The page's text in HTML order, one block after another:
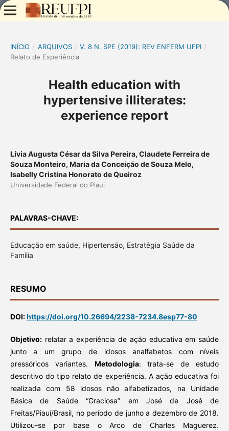
INÍCIO / ARQUIVOS / V. 8 N. SPE (2019): REV ENFERM UFPI /
Relato de Experiência
Health education with
hypertensive illiterates:
experience report
Lívia Augusta César da Silva Pereira, Claudete Ferreira de
Souza Monteiro, Maria da Conceição de Souza Melo,
Isabelly Cristina Honorato de Queiroz
Universidade Federal do Piaui
PALAVRAS-CHAVE:
Educação em saúde, Hipertensão, Estratégia Saúde da
Família
RESUMO
DOI:https://doi.org/10.26694/2238-7234.8esp77-80
Objetivo:relatar a experiência de ação educativa em saúde
junto a um grupo de idosos analfabetos com níveis
pressóricos variantes. Metodologia: trata-se de estudo
descritivo do tipo relato de experiência. A ação educativa foi
realizada com 58 idosos não alfabetizados, na Unidade
Básica de Saúde “Graciosa” em José de José de
Freitas/Piauí/Brasil, no período de junho a dezembro de 2018.
Utilizou-se por base o Arco de Charles Maguerez.